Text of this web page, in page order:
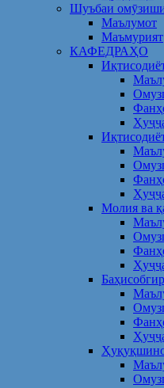
Шуъбаи омӯзиши
Маълумот
Маъмурият
КАФЕДРАҲО
Молия ва